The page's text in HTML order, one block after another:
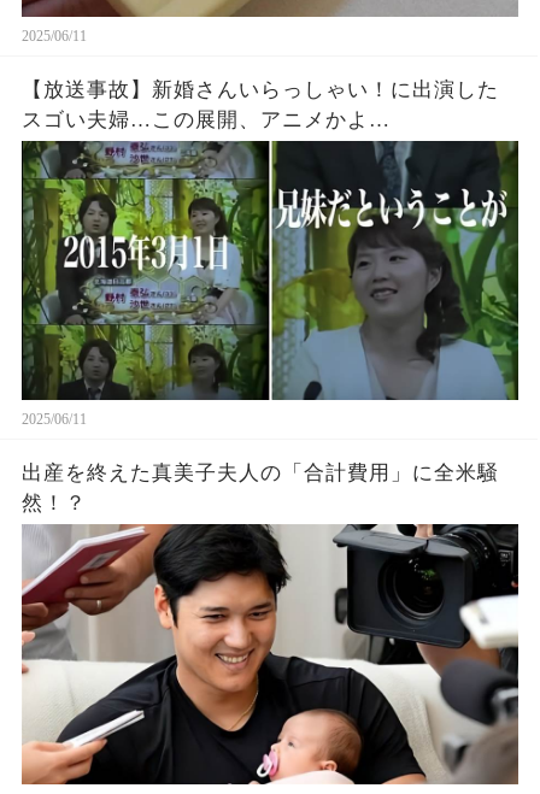
2025/06/11
【放送事故】新婚さんいらっしゃい！に出演した
スゴい夫婦…この展開、アニメかよ…
2025/06/11
出産を終えた真美子夫人の「合計費用」に全米騒
然！？